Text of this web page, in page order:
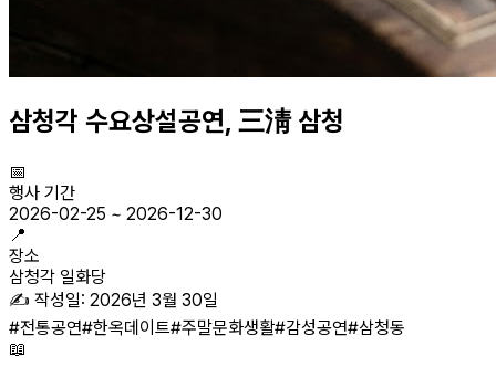
삼청각 수요상설공연, 三淸 삼청
📅
행사 기간
2026-02-25 ~ 2026-12-30
📍
장소
삼청각 일화당
✍️ 작성일: 2026년 3월 30일
#전통공연#한옥데이트#주말문화생활#감성공연#삼청동
📖